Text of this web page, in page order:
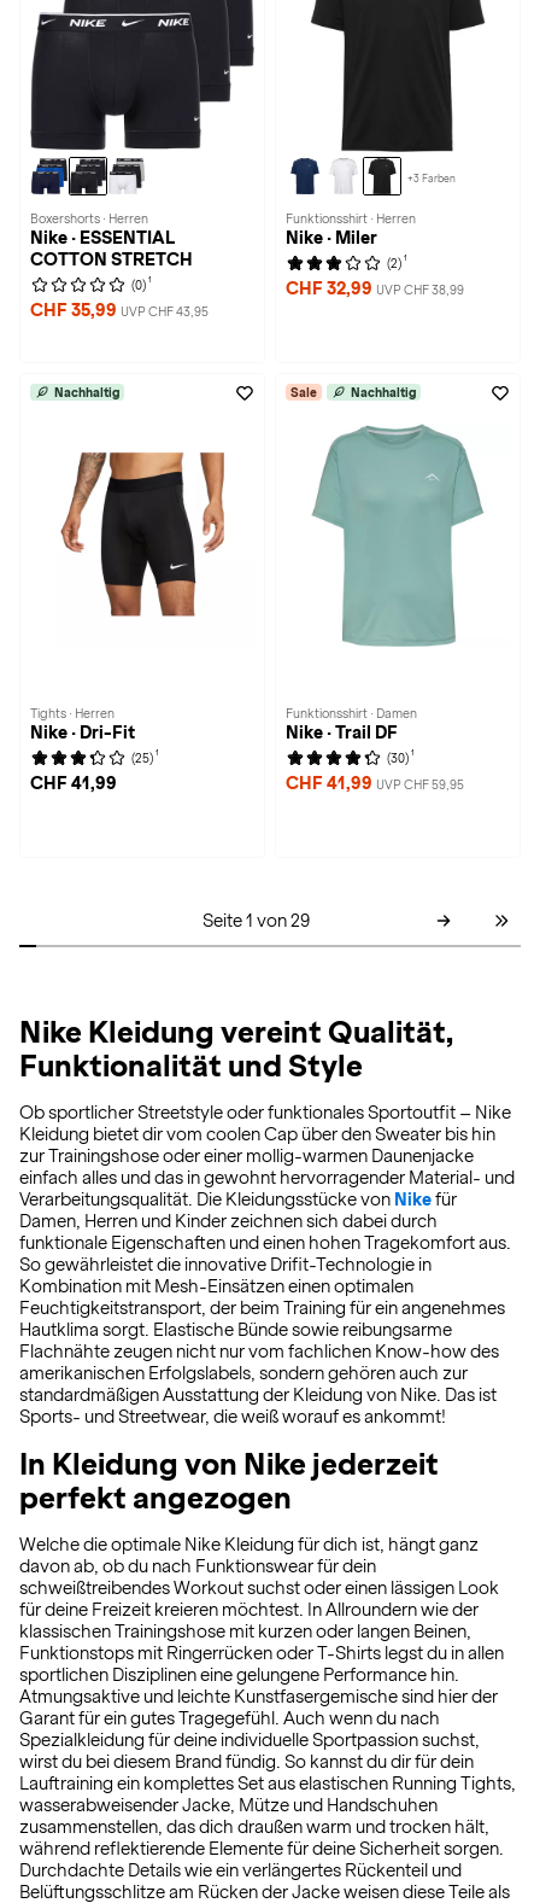
Boxershorts · Herren
Nike · ESSENTIAL
COTTON STRETCH
(0) 1
CHF 35,99 UVP CHF 43,95
+3 Farben
Funktionsshirt · Herren
Nike · Miler
(2) 1
CHF 32,99 UVP CHF 38,99
Nachhaltig
Tights · Herren
Nike · Dri-Fit
(25) 1
CHF 41,99
Sale Nachhaltig
Funktionsshirt · Damen
Nike · Trail DF
(30) 1
CHF 41,99 UVP CHF 59,95
Seite 1 von 29
Nike Kleidung vereint Qualität,
Funktionalität und Style
Ob sportlicher Streetstyle oder funktionales Sportoutfit – Nike
Kleidung bietet dir vom coolen Cap über den Sweater bis hin
zur Trainingshose oder einer mollig-warmen Daunenjacke
einfach alles und das in gewohnt hervorragender Material- und
Verarbeitungsqualität. Die Kleidungsstücke von Nikefür
Damen, Herren und Kinder zeichnen sich dabei durch
funktionale Eigenschaften und einen hohen Tragekomfort aus.
So gewährleistet die innovative Drifit-Technologie in
Kombination mit Mesh-Einsätzen einen optimalen
Feuchtigkeitstransport, der beim Training für ein angenehmes
Hautklima sorgt. Elastische Bünde sowie reibungsarme
Flachnähte zeugen nicht nur vom fachlichen Know-how des
amerikanischen Erfolgslabels, sondern gehören auch zur
standardmäßigen Ausstattung der Kleidung von Nike. Das ist
Sports- und Streetwear, die weiß worauf es ankommt!
In Kleidung von Nike jederzeit
perfekt angezogen
Welche die optimale Nike Kleidung für dich ist, hängt ganz
davon ab, ob du nach Funktionswear für dein
schweißtreibendes Workout suchst oder einen lässigen Look
für deine Freizeit kreieren möchtest. In Allroundern wie der
klassischen Trainingshose mit kurzen oder langen Beinen,
Funktionstops mit Ringerrücken oder T-Shirts legst du in allen
sportlichen Disziplinen eine gelungene Performance hin.
Atmungsaktive und leichte Kunstfasergemische sind hier der
Garant für ein gutes Tragegefühl. Auch wenn du nach
Spezialkleidung für deine individuelle Sportpassion suchst,
wirst du bei diesem Brand fündig. So kannst du dir für dein
Lauftraining ein komplettes Set aus elastischen Running Tights,
wasserabweisender Jacke, Mütze und Handschuhen
zusammenstellen, das dich draußen warm und trocken hält,
während reflektierende Elemente für deine Sicherheit sorgen.
Durchdachte Details wie ein verlängertes Rückenteil und
Belüftungsschlitze am Rücken der Jacke weisen diese Teile als